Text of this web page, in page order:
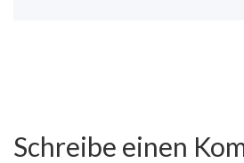
Schreibe einen